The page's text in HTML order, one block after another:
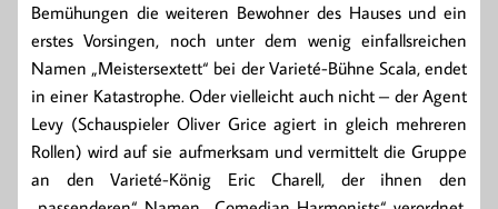
Bemühungen die weiteren Bewohner des Hauses und ein
erstes Vorsingen, noch unter dem wenig einfallsreichen
Namen „Meistersextett“ bei der Varieté-Bühne Scala, endet
in einer Katastrophe. Oder vielleicht auch nicht – der Agent
Levy (Schauspieler Oliver Grice agiert in gleich mehreren
Rollen) wird auf sie aufmerksam und vermittelt die Gruppe
an den Varieté-König Eric Charell, der ihnen den